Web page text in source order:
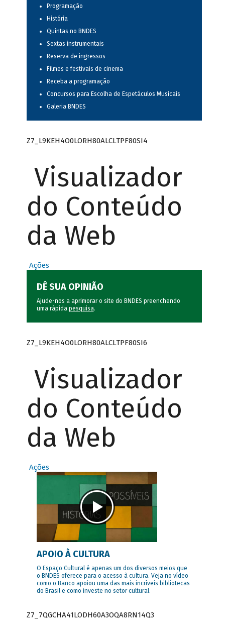
Programação
História
Quintas no BNDES
Sextas instrumentais
Reserva de ingressos
Filmes e festivais de cinema
Receba a programação
Concursos para Escolha de Espetáculos Musicais
Galeria BNDES
Z7_L9KEH4O0LORH80ALCLTPF80SI4
Visualizador
do Conteúdo
da Web
Ações
DÊ SUA OPINIÃO
Ajude-nos a aprimorar o site do BNDES preenchendo
uma rápida pesquisa.
Z7_L9KEH4O0LORH80ALCLTPF80SI6
Visualizador
do Conteúdo
da Web
Ações
APOIO À CULTURA
O Espaço Cultural é apenas um dos diversos meios que
o BNDES oferece para o acesso à cultura. Veja no vídeo
como o Banco apoiou uma das mais incríveis bibliotecas
do Brasil e como investe no setor cultural.
Z7_7QGCHA41LODH60A3OQA8RN14Q3